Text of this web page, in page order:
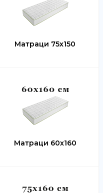
Матраци 75х150
Матраци 60х160